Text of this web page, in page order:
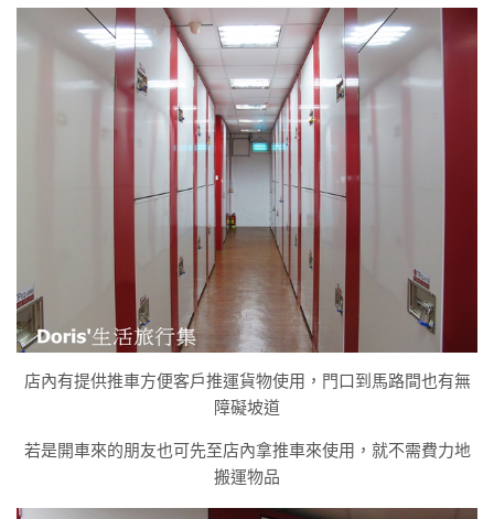
店內有提供推車方便客戶推運貨物使用，門口到馬路間也有無
障礙坡道
若是開車來的朋友也可先至店內拿推車來使用，就不需費力地
搬運物品